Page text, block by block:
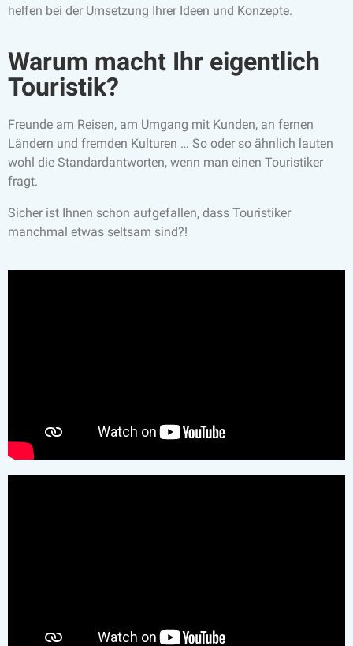
helfen bei der Umsetzung Ihrer Ideen und Konzepte.
Warum macht Ihr eigentlich
Touristik?
Freunde am Reisen, am Umgang mit Kunden, an fernen
Ländern und fremden Kulturen … So oder so ähnlich lauten
wohl die Standardantworten, wenn man einen Touristiker
fragt.
Sicher ist Ihnen schon aufgefallen, dass Touristiker
manchmal etwas seltsam sind?!